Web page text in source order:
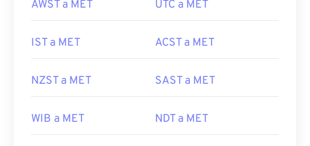
AWST a MET UTC a MET
IST a MET ACST a MET
NZST a MET SAST a MET
WIB a MET NDT a MET